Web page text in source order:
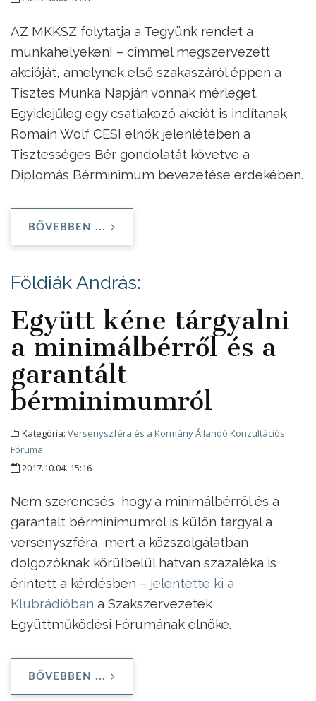
AZ MKKSZ folytatja a Tegyünk rendet a
munkahelyeken! – címmel megszervezett
akcióját, amelynek első szakaszáról éppen a
Tisztes Munka Napján vonnak mérleget.
Egyidejűleg egy csatlakozó akciót is indítanak
Romain Wolf CESI elnök jelenlétében a
Tisztességes Bér gondolatát követve a
Diplomás Bérminimum bevezetése érdekében.
BŐVEBBEN ...
Földiák András:
Együtt kéne tárgyalni
a minimálbérről és a
garantált
bérminimumról
Kategória: Versenyszféra és a Kormány Állandó Konzultációs
Fóruma
2017.10.04. 15:16
Nem szerencsés, hogy a minimálbérről és a
garantált bérminimumról is külön tárgyal a
versenyszféra, mert a közszolgálatban
dolgozóknak körülbelül hatvan százaléka is
érintett a kérdésben – jelentette ki a
Klubrádióban a Szakszervezetek
Együttműködési Fórumának elnöke.
BŐVEBBEN ...